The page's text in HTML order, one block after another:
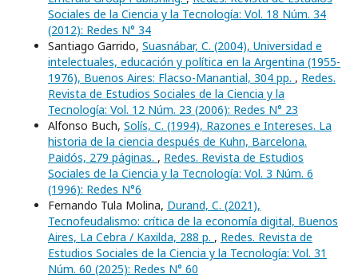
Sociales de la Ciencia y la Tecnología: Vol. 18 Núm. 34
(2012): Redes N° 34
Santiago Garrido, Suasnábar, C. (2004), Universidad e
intelectuales, educación y política en la Argentina (1955-
1976), Buenos Aires: Flacso-Manantial, 304 pp. , Redes.
Revista de Estudios Sociales de la Ciencia y la
Tecnología: Vol. 12 Núm. 23 (2006): Redes N° 23
Alfonso Buch, Solís, C. (1994), Razones e Intereses. La
historia de la ciencia después de Kuhn, Barcelona.
Paidós, 279 páginas. , Redes. Revista de Estudios
Sociales de la Ciencia y la Tecnología: Vol. 3 Núm. 6
(1996): Redes N°6
Fernando Tula Molina, Durand, C. (2021),
Tecnofeudalismo: crítica de la economía digital, Buenos
Aires, La Cebra / Kaxilda, 288 p. , Redes. Revista de
Estudios Sociales de la Ciencia y la Tecnología: Vol. 31
Núm. 60 (2025): Redes N° 60